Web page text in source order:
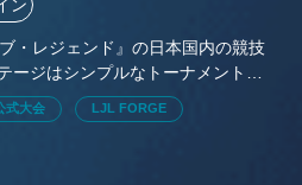
ン
・レジェンド』の日本国内の競技
ジはシンプルなトーナメント。
式大会 LJL FORGE